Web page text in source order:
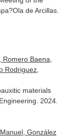
de Arcillas.
Baena,
Rodriguez,
materials
. 2024.
González